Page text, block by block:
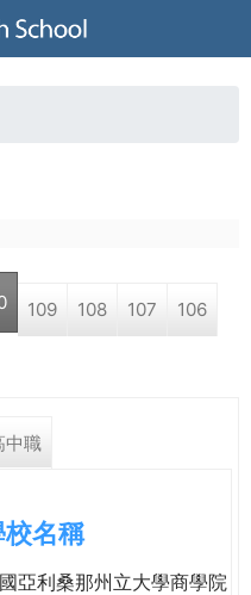
109 108 107 106
中職
校名稱
亞利桑那州立大學商學院